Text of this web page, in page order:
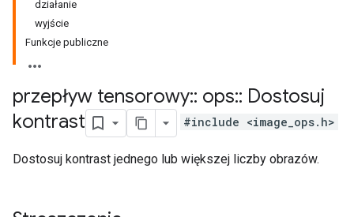
działanie
wyjście
Funkcje publiczne
przepływ tensorowy:: ops:: Dostosuj
kontrast
#include <image_ops.h>
Dostosuj kontrast jednego lub większej liczby obrazów.